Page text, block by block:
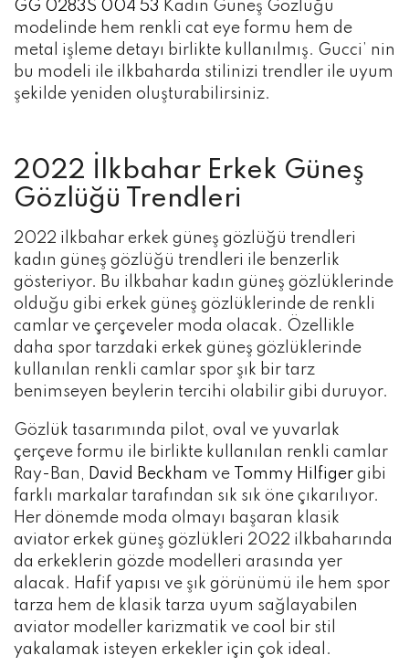
GG 0283S 004 53 Kadın Güneş Gözlüğü
modelinde hem renkli cat eye formu hem de
metal işleme detayı birlikte kullanılmış. Gucci’ nin
bu modeli ile ilkbaharda stilinizi trendler ile uyum
şekilde yeniden oluşturabilirsiniz.
2022 İlkbahar Erkek Güneş
Gözlüğü Trendleri
2022 ilkbahar erkek güneş gözlüğü trendleri
kadın güneş gözlüğü trendleri ile benzerlik
gösteriyor. Bu ilkbahar kadın güneş gözlüklerinde
olduğu gibi erkek güneş gözlüklerinde de renkli
camlar ve çerçeveler moda olacak. Özellikle
daha spor tarzdaki erkek güneş gözlüklerinde
kullanılan renkli camlar spor şık bir tarz
benimseyen beylerin tercihi olabilir gibi duruyor.
Gözlük tasarımında pilot, oval ve yuvarlak
çerçeve formu ile birlikte kullanılan renkli camlar
Ray-Ban, David Beckham ve Tommy Hilfiger gibi
farklı markalar tarafından sık sık öne çıkarılıyor.
Her dönemde moda olmayı başaran klasik
aviator erkek güneş gözlükleri 2022 ilkbaharında
da erkeklerin gözde modelleri arasında yer
alacak. Hafif yapısı ve şık görünümü ile hem spor
tarza hem de klasik tarza uyum sağlayabilen
aviator modeller karizmatik ve cool bir stil
yakalamak isteyen erkekler için çok ideal.